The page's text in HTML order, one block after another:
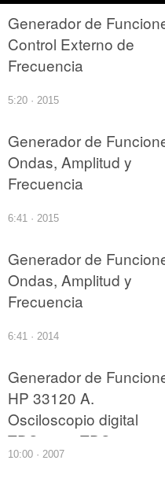
Generador de
Control Externo de
Frecuencia
5:20 · 2015
Generador de
Ondas, Amplitud y
Frecuencia
6:41 · 2015
Generador de
Ondas, Amplitud y
Frecuencia
6:41 · 2014
Generador de
HP 33120 A.
Osciloscopio digital
TDS220 y TDS 320
10:00 · 2007